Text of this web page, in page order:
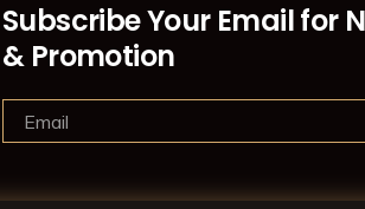
Subscribe Your Email for
& Promotion